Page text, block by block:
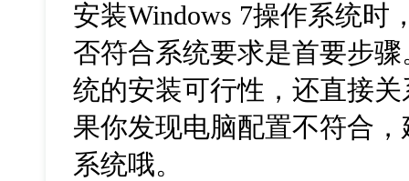
安装Windows 7操作系统时
否符合系统要求是首要步
统的安装可行性，还直接
果你发现电脑配置不符合
系统哦。